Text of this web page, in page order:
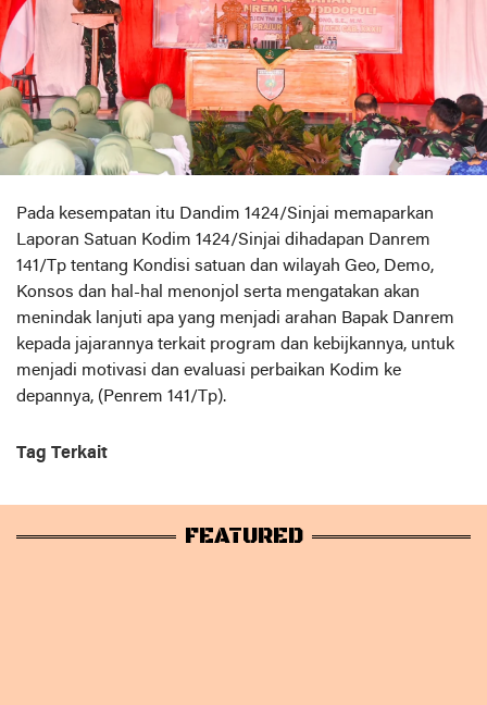
Pada kesempatan itu Dandim 1424/Sinjai memaparkan
Laporan Satuan Kodim 1424/Sinjai dihadapan Danrem
141/Tp tentang Kondisi satuan dan wilayah Geo, Demo,
Konsos dan hal-hal menonjol serta mengatakan akan
menindak lanjuti apa yang menjadi arahan Bapak Danrem
kepada jajarannya terkait program dan kebijkannya, untuk
menjadi motivasi dan evaluasi perbaikan Kodim ke
depannya, (Penrem 141/Tp).
Tag Terkait
FEATURED